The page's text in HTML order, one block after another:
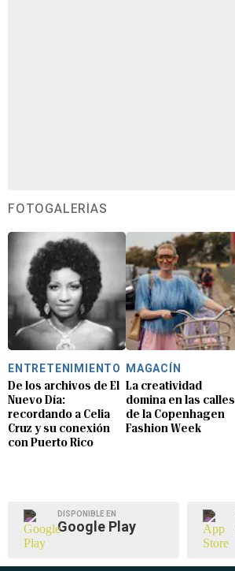
FOTOGALERÍAS
ENTRETENIMIENTO
De los archivos de El
Nuevo Día:
recordando a Celia
Cruz y su conexión
con Puerto Rico
MAGACÍN
La creatividad
domina en las calles
de la Copenhagen
Fashion Week
DISPONIBLE EN
Google Play